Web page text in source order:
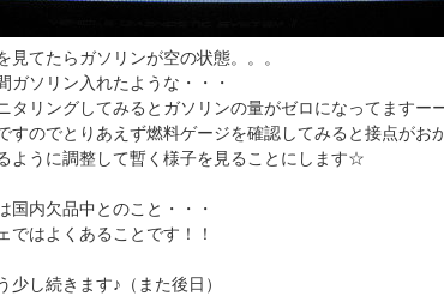
見てたらガソリンが空の状態。。。
ソリン入れたような・・・
タリングしてみるとガソリンの量がゼロになってますー
すのでとりあえず燃料ゲージを確認してみると接点がお
ように調整して暫く様子を見ることにします☆
国内欠品中とのこと・・・
ではよくあることです！！
少し続きます♪（また後日）